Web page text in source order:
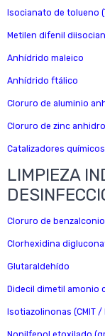
Isocianato de tolueno
Metilen difenil
Anhídrido maleico
Anhídrido ftálico
Cloruro de aluminio
Cloruro de zinc anhidro
Catalizadores
LIMPIEZA
Cloruro de benzalconio
Clorhexidina
Glutaraldehído
Didecil dimetil amonio
Isotiazolinonas (CMIT /